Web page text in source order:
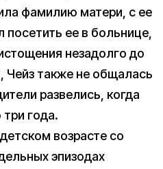
фамилию матери, с ее
посетить ее в больнице,
незадолго до
Чейз также не общалась
развелись, когда
года.
возрасте со
эпизодах